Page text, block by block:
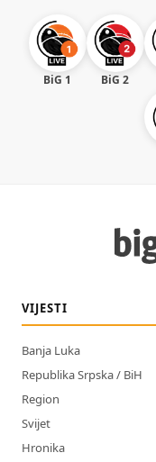
BiG 1 BiG 2
VIJESTI
Banja Luka
Republika Srpska / BiH
Region
Svijet
Hronika